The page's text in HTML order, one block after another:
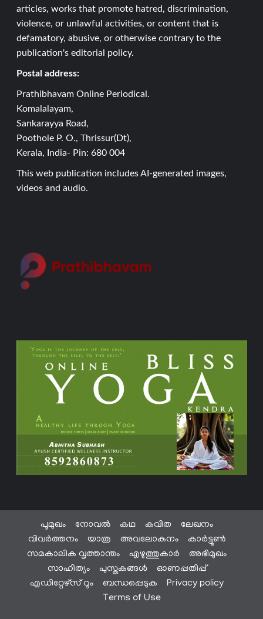
articles, works that promote hatred, discrimination,
violence, or unlawful activities, or content that is
defamatory, abusive, or otherwise contrary to the
publication's editorial policy.
Postal address:
Prathibhavam Online Periodical.
Komalalayam,
Sankarayya Road,
Poothole P. O., Thrissur(Dt),
Kerala, India- Pin: 680 004
This web publication includes AI-generated images,
videos and audio.
പൂമുഖം നോവൽ കഥ കവിത
ലേഖനം
വിവർത്തനം
യാത്ര അവലോകനം
കാർട്ടൂൺ
സമകാലിക വൃത്താന്തം
എഴുത്തുകാർ
അഭിമുഖം
സാഹിത്യം
പുസ്തകങ്ങൾ
ഓണപ്പതിപ്പ്
എഡിറ്റേഴ്സ് റൂം
ബന്ധപ്പെടുക
Privacy policy
Terms of Use